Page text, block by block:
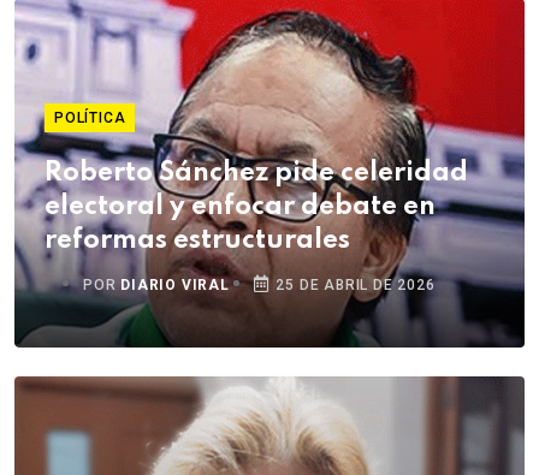
POLÍTICA
Roberto Sánchez pide celeridad
electoral y enfocar debate en
reformas estructurales
POR DIARIO VIRAL 25 DE ABRIL DE 2026